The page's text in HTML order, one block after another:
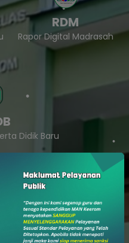
RDM
Rapor Digital Madrasah
Didik Baru
Masyarakat